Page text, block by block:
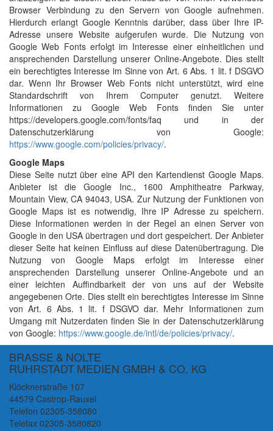
Browser Verbindung zu den Servern von Google aufnehmen.
Hierdurch erlangt Google Kenntnis darüber, dass über Ihre IP-
Adresse unsere Website aufgerufen wurde. Die Nutzung von
Google Web Fonts erfolgt im Interesse einer einheitlichen und
ansprechenden Darstellung unserer Online-Angebote. Dies stellt
ein berechtigtes Interesse im Sinne von Art. 6 Abs. 1 lit. f DSGVO
dar. Wenn Ihr Browser Web Fonts nicht unterstützt, wird eine
Standardschrift von Ihrem Computer genutzt. Weitere
Informationen zu Google Web Fonts finden Sie unter
https://developers.google.com/fonts/faq und in der
Datenschutzerklärung von Google:
https://www.google.com/policies/privacy/.
Google Maps
Diese Seite nutzt über eine API den Kartendienst Google Maps.
Anbieter ist die Google Inc., 1600 Amphitheatre Parkway,
Mountain View, CA 94043, USA. Zur Nutzung der Funktionen von
Google Maps ist es notwendig, Ihre IP Adresse zu speichern.
Diese Informationen werden in der Regel an einen Server von
Google in den USA übertragen und dort gespeichert. Der Anbieter
dieser Seite hat keinen Einfluss auf diese Datenübertragung. Die
Nutzung von Google Maps erfolgt im Interesse einer
ansprechenden Darstellung unserer Online-Angebote und an
einer leichten Auffindbarkeit der von uns auf der Website
angegebenen Orte. Dies stellt ein berechtigtes Interesse im Sinne
von Art. 6 Abs. 1 lit. f DSGVO dar. Mehr Informationen zum
Umgang mit Nutzerdaten finden Sie in der Datenschutzerklärung
von Google: https://www.google.de/intl/de/policies/privacy/.
BRASSE & NOLTE
RUHRSTADT MEDIEN GMBH & CO. KG
Klöcknerstraße 107
44579 Castrop-Rauxel
Telefon 02305-358080
Telefax 02305-3580820